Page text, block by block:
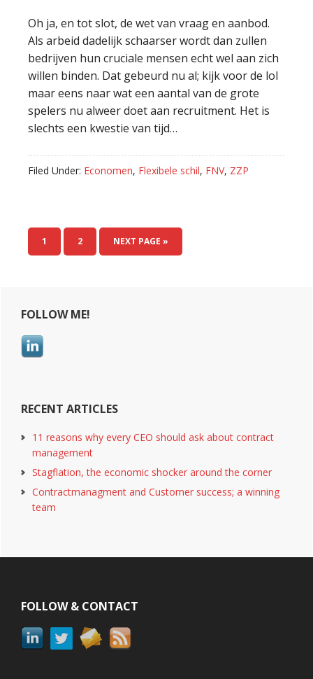
Oh ja, en tot slot, de wet van vraag en aanbod.
Als arbeid dadelijk schaarser wordt dan zullen
bedrijven hun cruciale mensen echt wel aan zich
willen binden. Dat gebeurd nu al; kijk voor de lol
maar eens naar wat een aantal van de grote
spelers nu alweer doet aan recruitment. Het is
slechts een kwestie van tijd…
Filed Under: Economen, Flexibele schil, FNV, ZZP
PAGE
1 PAGE
2 NEXT PAGE »
Primary
Sidebar
FOLLOW ME!
RECENT ARTICLES
11 reasons why every CEO should ask about contract
management
Stagflation, the economic shocker around the corner
Contractmanagment and Customer success; a winning
team
FOLLOW & CONTACT